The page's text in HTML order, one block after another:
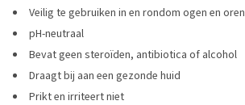
Veilig te gebruiken in en rondom ogen en oren
pH-neutraal
Bevat geen steroïden, antibiotica of alcohol
Draagt bij aan een gezonde huid
Prikt en irriteert niet